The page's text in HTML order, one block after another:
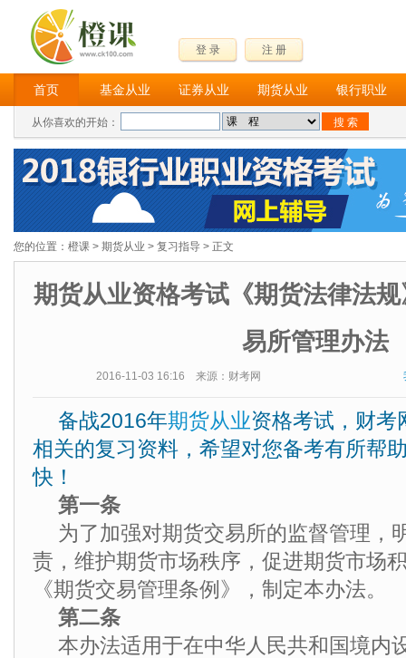
登 录 注 册
首页 基金从业 证券从业 期货从业 银行职业
从你喜欢的开始：
您的位置： 橙课 > 期货从业 > 复习指导 > 正文
期货从业资格考试《期货法律法
易所管理办法
2016-11-03 16:16 来源：财考网
备战2016年期货从业资格考试，财考
相关的复习资料，希望对您备考有所帮
快！
第一条
为了加强对期货交易所的监督管理，
责，维护期货市场秩序，促进期货市场
《期货交易管理条例》，制定本办法。
第二条
本办法适用于在中华人民共和国境内